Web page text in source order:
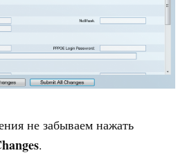
не забываем нажать
.